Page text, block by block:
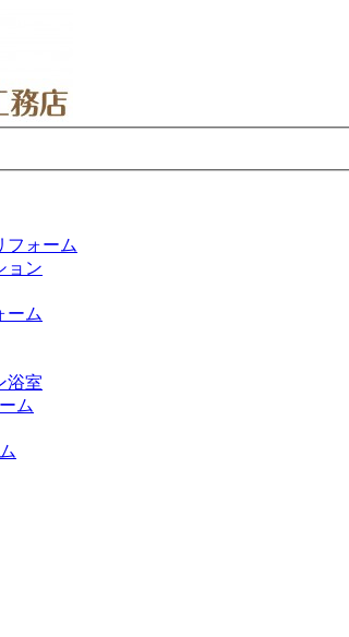
フォーム
ョン
ーム
浴室
ム